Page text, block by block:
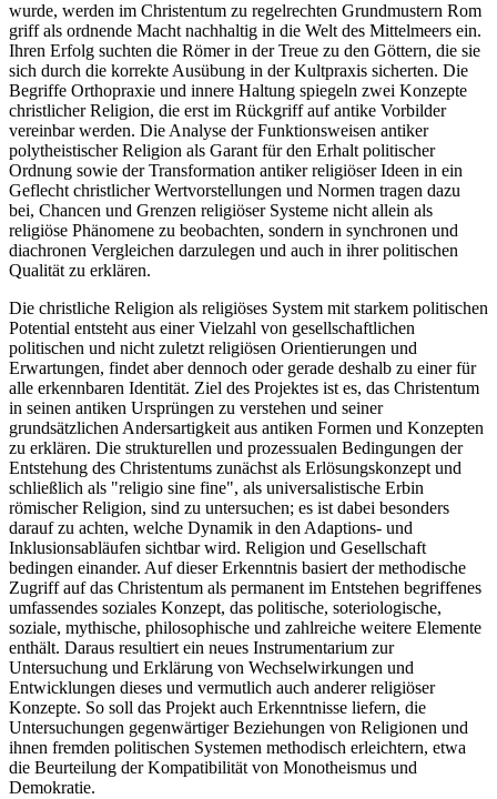
wurde, werden im Christentum zu regelrechten Grundmustern Rom
griff als ordnende Macht nachhaltig in die Welt des Mittelmeers ein.
Ihren Erfolg suchten die Römer in der Treue zu den Göttern, die sie
sich durch die korrekte Ausübung in der Kultpraxis sicherten. Die
Begriffe Orthopraxie und innere Haltung spiegeln zwei Konzepte
christlicher Religion, die erst im Rückgriff auf antike Vorbilder
vereinbar werden. Die Analyse der Funktionsweisen antiker
polytheistischer Religion als Garant für den Erhalt politischer
Ordnung sowie der Transformation antiker religiöser Ideen in ein
Geflecht christlicher Wertvorstellungen und Normen tragen dazu
bei, Chancen und Grenzen religiöser Systeme nicht allein als
religiöse Phänomene zu beobachten, sondern in synchronen und
diachronen Vergleichen darzulegen und auch in ihrer politischen
Qualität zu erklären.
Die christliche Religion als religiöses System mit starkem politischen
Potential entsteht aus einer Vielzahl von gesellschaftlichen
politischen und nicht zuletzt religiösen Orientierungen und
Erwartungen, findet aber dennoch oder gerade deshalb zu einer für
alle erkennbaren Identität. Ziel des Projektes ist es, das Christentum
in seinen antiken Ursprüngen zu verstehen und seiner
grundsätzlichen Andersartigkeit aus antiken Formen und Konzepten
zu erklären. Die strukturellen und prozessualen Bedingungen der
Entstehung des Christentums zunächst als Erlösungskonzept und
schließlich als "religio sine fine", als universalistische Erbin
römischer Religion, sind zu untersuchen; es ist dabei besonders
darauf zu achten, welche Dynamik in den Adaptions- und
Inklusionsabläufen sichtbar wird. Religion und Gesellschaft
bedingen einander. Auf dieser Erkenntnis basiert der methodische
Zugriff auf das Christentum als permanent im Entstehen begriffenes
umfassendes soziales Konzept, das politische, soteriologische,
soziale, mythische, philosophische und zahlreiche weitere Elemente
enthält. Daraus resultiert ein neues Instrumentarium zur
Untersuchung und Erklärung von Wechselwirkungen und
Entwicklungen dieses und vermutlich auch anderer religiöser
Konzepte. So soll das Projekt auch Erkenntnisse liefern, die
Untersuchungen gegenwärtiger Beziehungen von Religionen und
ihnen fremden politischen Systemen methodisch erleichtern, etwa
die Beurteilung der Kompatibilität von Monotheismus und
Demokratie.